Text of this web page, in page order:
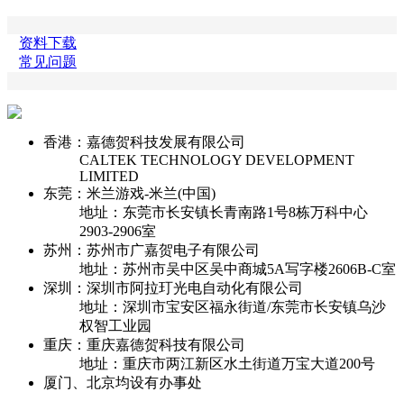
资料下载
常见问题
香港：嘉德贺科技发展有限公司
CALTEK TECHNOLOGY DEVELOPMENT
LIMITED
东莞：米兰游戏-米兰(中国)
地址：东莞市长安镇长青南路1号8栋万科中心
2903-2906室
苏州：苏州市广嘉贺电子有限公司
地址：苏州市吴中区吴中商城5A写字楼2606B-C室
深圳：深圳市阿拉玎光电自动化有限公司
地址：深圳市宝安区福永街道/东莞市长安镇乌沙
权智工业园
重庆：重庆嘉德贺科技有限公司
地址：重庆市两江新区水土街道万宝大道200号
厦门、北京均设有办事处